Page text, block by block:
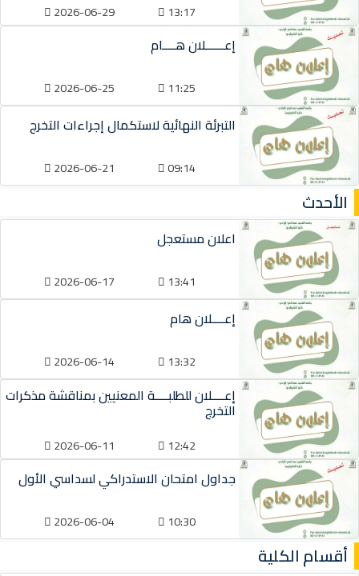
13:17
2026-06-29
إعــــــلان هــــام
11:25
2026-06-25
التبرئة النهائية لاستكمال إجراءات التخرج
09:14
2026-06-21
الأحدث
اعلان مستعجل
13:41
2026-06-17
إعــــلان هام
13:32
2026-06-14
إعــــلان للطلبــــة المعنيين بمناقشة مذكرات
التخرج
12:42
2026-06-11
جداول امتحان الاستدراكي لسداسي الأول
10:30
2026-06-04
أقسام الكلية